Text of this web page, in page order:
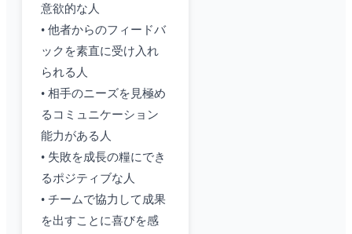
意欲的な人
• 他者からのフィードバ
ックを素直に受け入れ
られる人
• 相手のニーズを見極め
るコミュニケーション
能力がある人
• 失敗を成長の糧にでき
るポジティブな人
• チームで協力して成果
を出すことに喜びを感